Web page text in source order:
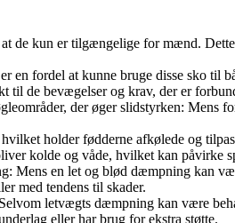
de kun er tilgængelige for mænd.
en fordel at kunne bruge disse sko til
til de bevægelser og krav, der er
der øger slidstyrken:
holder fødderne afkølede og
kolde og våde, hvilket kan påvirke
Mens en let og blød dæmpning kan
med tendens til skader.
letvægts dæmpning kan være
eller har brug for ekstra støtte.